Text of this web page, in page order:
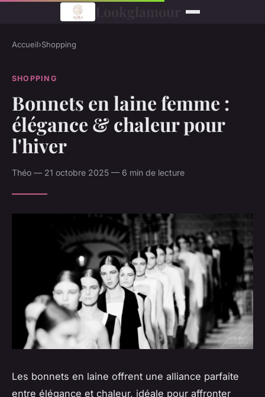
Accueil›Shopping
SHOPPING
Bonnets en laine femme :
élégance & chaleur pour
l'hiver
Théo — 21 octobre 2025 — 6 min de lecture
Les bonnets en laine offrent une alliance parfaite
entre élégance et chaleur, idéale pour affronter